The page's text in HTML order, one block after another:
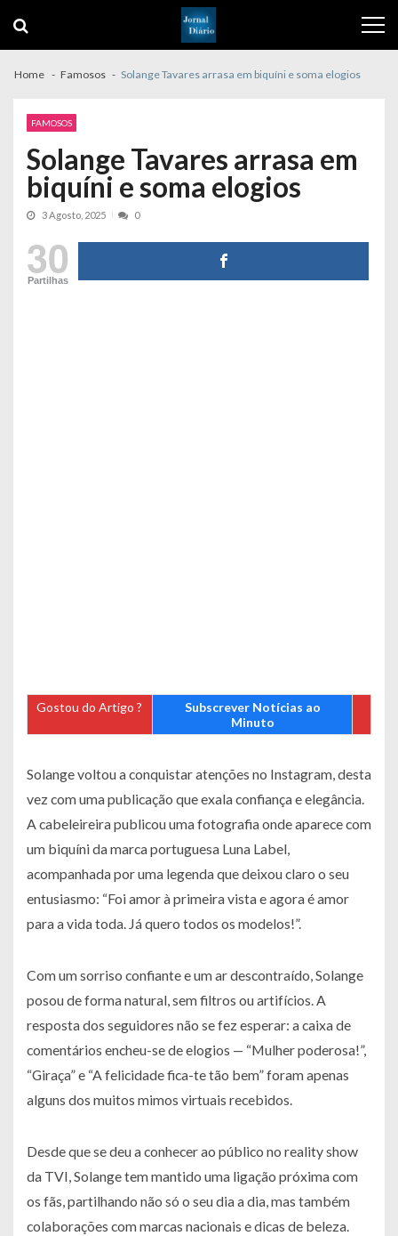
navigation
content
Home Famosos Solange Tavares arrasa em biquíni e soma elogios
FAMOSOS
Solange Tavares arrasa em
biquíni e soma elogios
3 Agosto, 2025 0
30
Partilhas
Gostou do Artigo ?
Subscrever Notícias ao
Minuto
Solange voltou a conquistar atenções no Instagram, desta
vez com uma publicação que exala confiança e elegância.
A cabeleireira publicou uma fotografia onde aparece com
um biquíni da marca portuguesa Luna Label,
acompanhada por uma legenda que deixou claro o seu
entusiasmo: “Foi amor à primeira vista e agora é amor
para a vida toda. Já quero todos os modelos!”.
Com um sorriso confiante e um ar descontraído, Solange
posou de forma natural, sem filtros ou artifícios. A
resposta dos seguidores não se fez esperar: a caixa de
comentários encheu-se de elogios — “Mulher poderosa!”,
“Giraça” e “A felicidade fica-te tão bem” foram apenas
alguns dos muitos mimos virtuais recebidos.
Desde que se deu a conhecer ao público no reality show
da TVI, Solange tem mantido uma ligação próxima com
os fãs, partilhando não só o seu dia a dia, mas também
colaborações com marcas nacionais e dicas de beleza.